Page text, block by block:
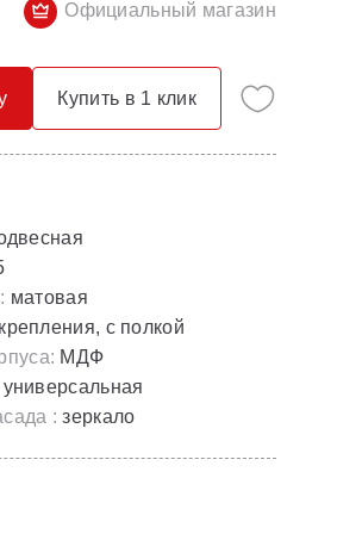
для ванндушем
монтажа
Официальный магазин
Купить в 1 клик
матовая
крепления, с полкой
МДФ
универсальная
: зеркало